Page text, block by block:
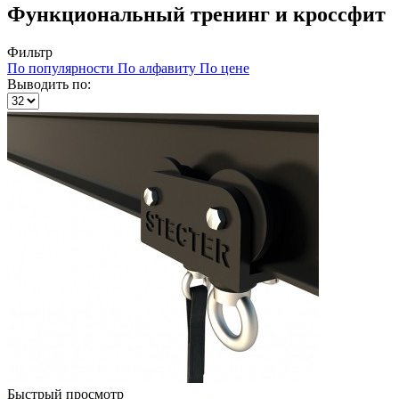
Функциональный тренинг и кроссфит
Фильтр
По популярности По алфавиту По цене
Выводить по:
Быстрый просмотр